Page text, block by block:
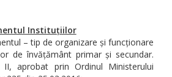
Instituțiilor
– tip de organizare și funcționare
de învățământ primar și secundar.
aprobat prin Ordinul Ministerului